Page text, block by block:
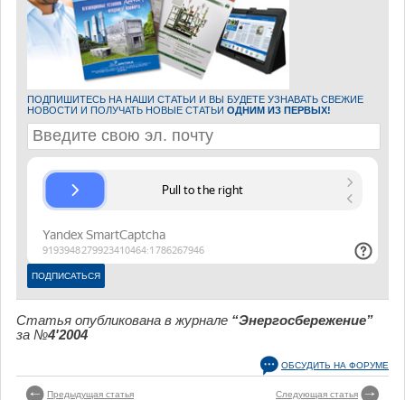
ПОДПИШИТЕСЬ НА НАШИ СТАТЬИ И ВЫ БУДЕТЕ УЗНАВАТЬ СВЕЖИЕ
НОВОСТИ И ПОЛУЧАТЬ НОВЫЕ СТАТЬИ ОДНИМ ИЗ ПЕРВЫХ!
Статья опубликована в журнале “Энергосбережение”
за №4'2004
ОБСУДИТЬ НА ФОРУМЕ
Предыдущая статья Следующая статья